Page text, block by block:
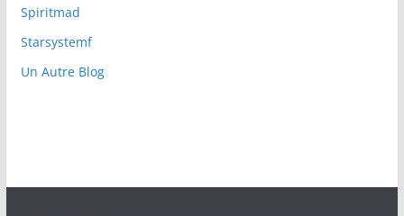
Spiritmad
Starsystemf
Un Autre Blog